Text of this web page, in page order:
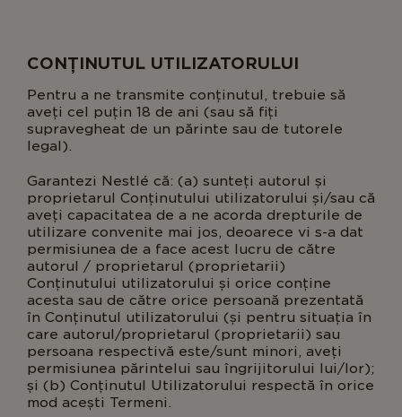
CONȚINUTUL UTILIZATORULUI
Pentru a ne transmite conținutul, trebuie să
aveți cel puțin 18 de ani (sau să fiți
supravegheat de un părinte sau de tutorele
Garantezi Nestlé că: (a) sunteți autorul și
proprietarul Conținutului utilizatorului și/sau că
aveți capacitatea de a ne acorda drepturile de
utilizare convenite mai jos, deoarece vi s-a dat
permisiunea de a face acest lucru de către
autorul / proprietarul (proprietarii)
Conținutului utilizatorului și orice conține
acesta sau de către orice persoană prezentată
în Conținutul utilizatorului (și pentru situația în
care autorul/proprietarul (proprietarii) sau
persoana respectivă este/sunt minori, aveți
permisiunea părintelui sau îngrijitorului lui/lor);
și (b) Conținutul Utilizatorului respectă în orice
mod acești Termeni.